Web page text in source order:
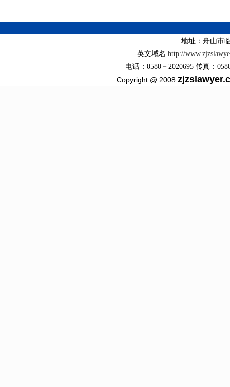
地址：舟山市
英文域名http://
电话：0580－2020695 传真：
Copyright @ 2008